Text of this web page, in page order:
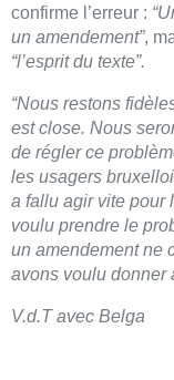
confirme l’erreur :
un amendement”,
“l’esprit du texte”.
“Nous restons
est close. Nous
de régler ce
les usagers
a fallu agir vite pour
voulu prendre le
un amendement ne
avons voulu donner
V.d.T avec Belga